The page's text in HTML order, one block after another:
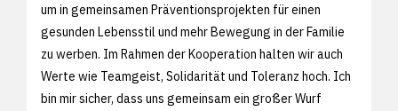
um in gemeinsamen Präventionsprojekten für einen
gesunden Lebensstil und mehr Bewegung in der Familie
zu werben. Im Rahmen der Kooperation halten wir auch
Werte wie Teamgeist, Solidarität und Toleranz hoch. Ich
bin mir sicher, dass uns gemeinsam ein großer Wurf